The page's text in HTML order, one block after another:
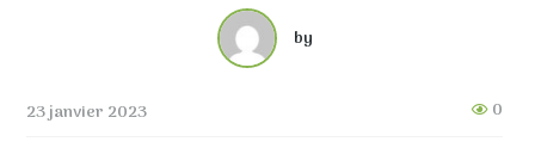
by
23 janvier 2023 0